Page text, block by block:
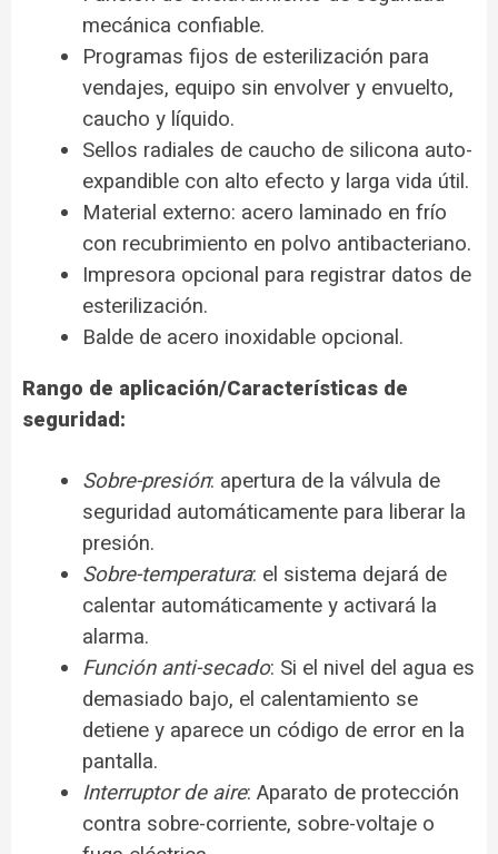
mecánica confiable.
Programas fijos de esterilización para
vendajes, equipo sin envolver y envuelto,
caucho y líquido.
Sellos radiales de caucho de silicona auto-
expandible con alto efecto y larga vida útil.
Material externo: acero laminado en frío
con recubrimiento en polvo antibacteriano.
Impresora opcional para registrar datos de
esterilización.
Balde de acero inoxidable opcional.
Rango de aplicación/Características de
seguridad:
Sobre-presión: apertura de la válvula de
seguridad automáticamente para liberar la
presión.
Sobre-temperatura: el sistema dejará de
calentar automáticamente y activará la
alarma.
Función anti-secado: Si el nivel del agua es
demasiado bajo, el calentamiento se
detiene y aparece un código de error en la
pantalla.
Interruptor de aire: Aparato de protección
contra sobre-corriente, sobre-voltaje o